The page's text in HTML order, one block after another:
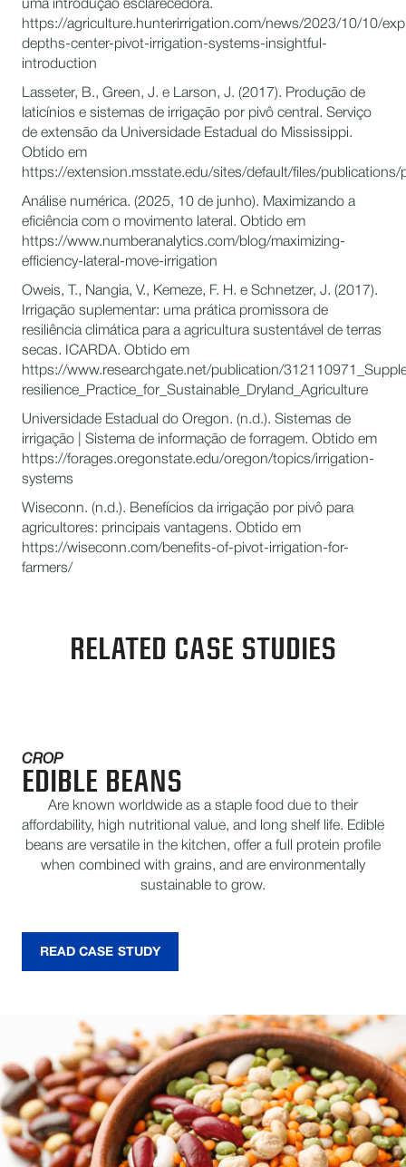
uma introdução esclarecedora.
https://agriculture.hunterirrigation.com/news/2023/10/10/
depths-center-pivot-irrigation-systems-insightful-
introduction
Lasseter, B., Green, J. e Larson, J. (2017). Produção de
laticínios e sistemas de irrigação por pivô central. Serviço
de extensão da Universidade Estadual do Mississippi.
Obtido em
https://extension.msstate.edu/sites/default/files/
Análise numérica. (2025, 10 de junho). Maximizando a
eficiência com o movimento lateral. Obtido em
https://www.numberanalytics.com/blog/maximizing-
efficiency-lateral-move-irrigation
Oweis, T., Nangia, V., Kemeze, F. H. e Schnetzer, J. (2017).
Irrigação suplementar: uma prática promissora de
resiliência climática para a agricultura sustentável de terras
secas. ICARDA. Obtido em
https://www.researchgate.net/publication/
resilience_Practice_for_Sustainable_Dryland_Agriculture
Universidade Estadual do Oregon. (n.d.). Sistemas de
irrigação | Sistema de informação de forragem. Obtido em
https://forages.oregonstate.edu/oregon/topics/irrigation-
systems
Wiseconn. (n.d.). Benefícios da irrigação por pivô para
agricultores: principais vantagens. Obtido em
https://wiseconn.com/benefits-of-pivot-irrigation-for-
farmers/
RELATED CASE STUDIES
CROP
EDIBLE BEANS
Are known worldwide as a staple food due to their
affordability, high nutritional value, and long shelf life. Edible
beans are versatile in the kitchen, offer a full protein profile
when combined with grains, and are environmentally
sustainable to grow.
READ CASE STUDY